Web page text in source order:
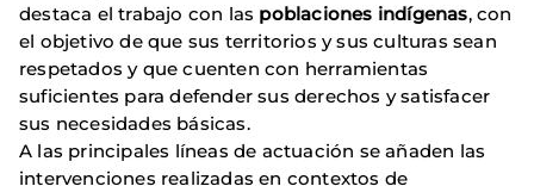
destaca el trabajo con las poblaciones indígenas, con
el objetivo de que sus territorios y sus culturas sean
respetados y que cuenten con herramientas
suficientes para defender sus derechos y satisfacer
sus necesidades básicas.
A las principales líneas de actuación se añaden las
intervenciones realizadas en contextos de